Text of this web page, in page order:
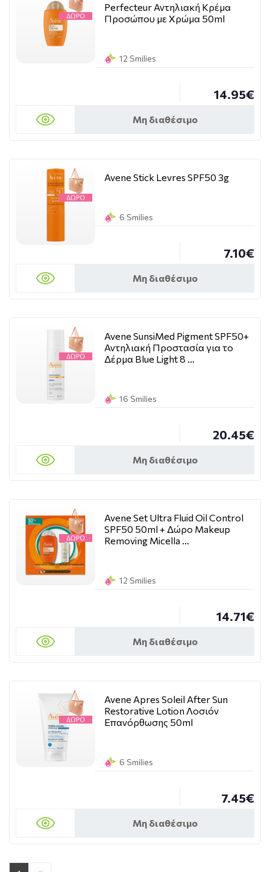
Perfecteur Αντηλιακή Κρέμα
Προσώπου με Χρώμα 50ml
12 Smilies
14.95€
Μη διαθέσιμο
Avene Stick Levres SPF50 3g
6 Smilies
7.10€
Μη διαθέσιμο
Avene SunsiMed Pigment SPF50+
Αντηλιακή Προστασία για το
Δέρμα Blue Light 8 …
16 Smilies
20.45€
Μη διαθέσιμο
Avene Set Ultra Fluid Oil Control
SPF50 50ml + Δώρο Makeup
Removing Micella …
12 Smilies
14.71€
Μη διαθέσιμο
Avene Apres Soleil After Sun
Restorative Lotion Λοσιόν
Επανόρθωσης 50ml
6 Smilies
7.45€
Μη διαθέσιμο